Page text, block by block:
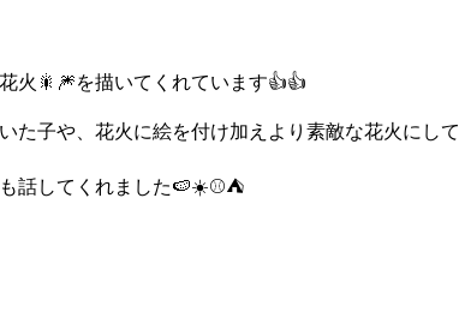
火🎇🎆を描いてくれています👍👍
子や、花火に絵を付け加えより素敵な花火にし
話してくれました🍉☀️⚾️⛺️